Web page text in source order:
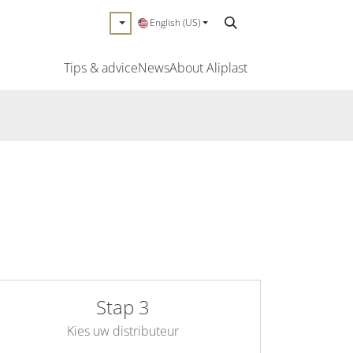
English (US)
Tips & adviceNewsAbout Aliplast
Stap 3
Kies uw distributeur